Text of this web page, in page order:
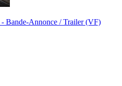
Bande-Annonce / Trailer (VF)